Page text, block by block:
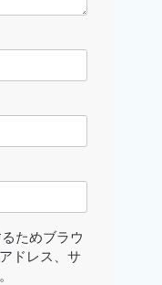
ためブラウ
ドレス、サ